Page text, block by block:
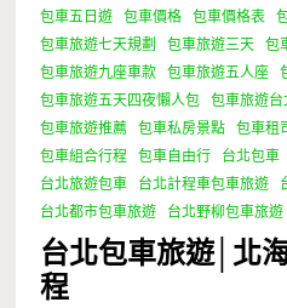
包車五日遊
包車價格 包車價格表
包車旅遊七天規劃
包車旅遊三天 包
包車旅遊九座車款
包車旅遊五人座
包車旅遊五天四夜懶人包
包車旅遊台
包車旅遊推薦
包車私房景點 包車租
包車組合行程
包車自由行 台北包車
台北旅遊包車
台北計程車包車旅遊
台北都市包車旅遊
台北野柳包車旅遊
台北包車旅遊│北
程